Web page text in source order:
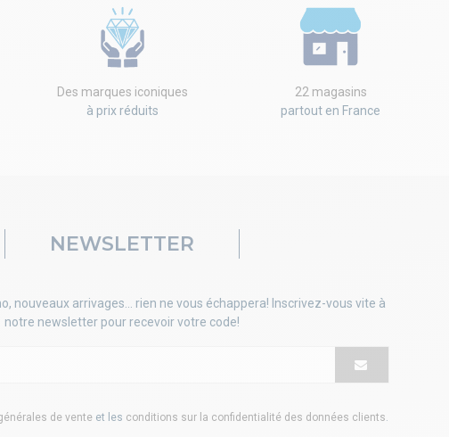
Des marques iconiques
à prix réduits
22 magasins
partout en France
NEWSLETTER
nouveaux arrivages... rien ne vous échappera! Inscrivez-vous vite à
notre newsletter pour recevoir votre code!
de vente et les conditions sur la confidentialité des données clients